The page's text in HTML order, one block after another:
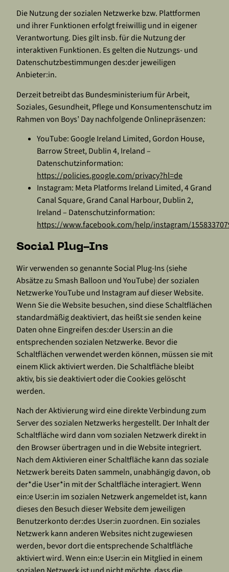
Die Nutzung der sozialen Netzwerke bzw. Plattformen
und ihrer Funktionen erfolgt freiwillig und in eigener
Verantwortung. Dies gilt insb. für die Nutzung der
interaktiven Funktionen. Es gelten die Nutzungs- und
Datenschutzbestimmungen des:der jeweiligen
Anbieter:in.
Derzeit betreibt das Bundesministerium für Arbeit,
Soziales, Gesundheit, Pflege und Konsumentenschutz im
Rahmen von Boys’ Day nachfolgende Onlinepräsenzen:
YouTube: Google Ireland Limited, Gordon House,
Barrow Street, Dublin 4, Ireland –
Datenschutzinformation:
https://policies.google.com/privacy?hl=de
Instagram: Meta Platforms Ireland Limited, 4 Grand
Canal Square, Grand Canal Harbour, Dublin 2,
Ireland – Datenschutzinformation:
https://www.facebook.com/help/instagram/
Social Plug-Ins
Wir verwenden so genannte Social Plug-Ins (siehe
Absätze zu Smash Balloon und YouTube) der sozialen
Netzwerke YouTube und Instagram auf dieser Website.
Wenn Sie die Website besuchen, sind diese Schaltflächen
standardmäßig deaktiviert, das heißt sie senden keine
Daten ohne Eingreifen des:der Users:in an die
entsprechenden sozialen Netzwerke. Bevor die
Schaltflächen verwendet werden können, müssen sie mit
einem Klick aktiviert werden. Die Schaltfläche bleibt
aktiv, bis sie deaktiviert oder die Cookies gelöscht
werden.
Nach der Aktivierung wird eine direkte Verbindung zum
Server des sozialen Netzwerks hergestellt. Der Inhalt der
Schaltfläche wird dann vom sozialen Netzwerk direkt in
den Browser übertragen und in die Website integriert.
Nach dem Aktivieren einer Schaltfläche kann das soziale
Netzwerk bereits Daten sammeln, unabhängig davon, ob
der*die User*in mit der Schaltfläche interagiert. Wenn
ein:e User:in im sozialen Netzwerk angemeldet ist, kann
dieses den Besuch dieser Website dem jeweiligen
Benutzerkonto der:des User:in zuordnen. Ein soziales
Netzwerk kann anderen Websites nicht zugewiesen
werden, bevor dort die entsprechende Schaltfläche
aktiviert wird. Wenn ein:e User:in ein Mitglied in einem